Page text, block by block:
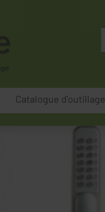
Catalogue d'outillage